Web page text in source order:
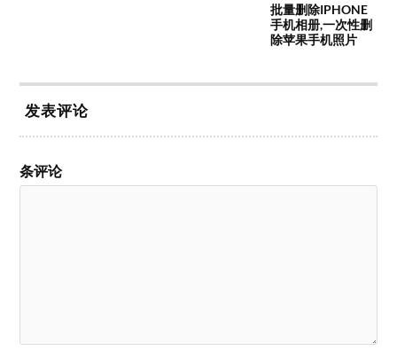
批量删除IPHONE
手机相册,一次性删
除苹果手机照片
发表评论
条评论